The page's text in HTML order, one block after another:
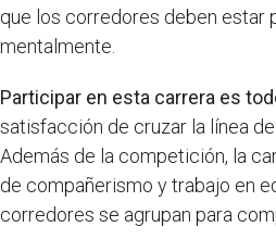
que los corredores deben estar
mentalmente.
Participar en esta carrera es
satisfacción de cruzar la línea
Además de la competición, la
de compañerismo y trabajo en
corredores se agrupan para